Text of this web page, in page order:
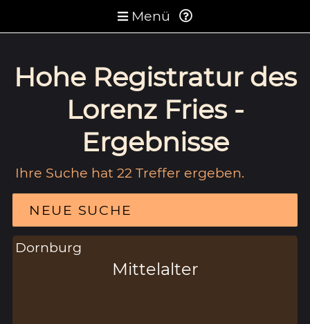
Menü
Hohe Registratur des
Lorenz Fries -
Ergebnisse
Ihre Suche hat 22 Treffer ergeben.
NEUE SUCHE
Dornburg
Mittelalter